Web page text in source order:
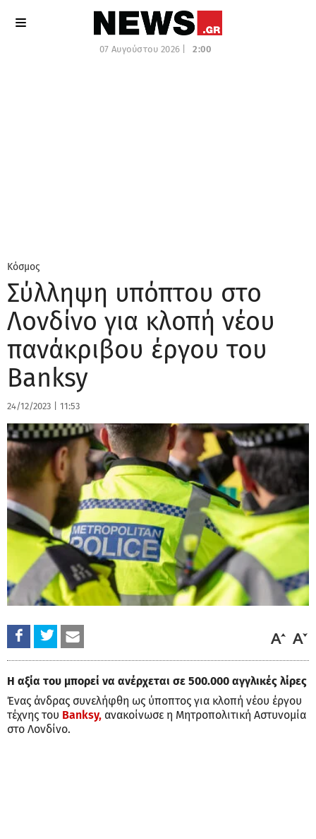
07 Αυγούστου 2026 | 2:00
Κόσμος
Σύλληψη υπόπτου στο
Λονδίνο για κλοπή νέου
πανάκριβου έργου του
Banksy
24/12/2023 11:53
Η αξία του μπορεί να ανέρχεται σε 500.000 αγγλικές λίρες
Ένας άνδρας συνελήφθη ως ύποπτος για κλοπή νέου έργου
τέχνης του Banksy, ανακοίνωσε η Μητροπολιτική Αστυνομία
στο Λονδίνο.